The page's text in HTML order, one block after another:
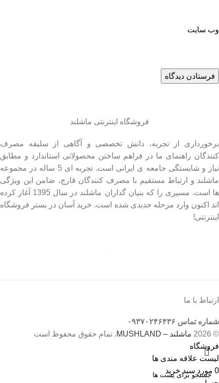
وب‌ سایت
فروشگاه اینترنتی ماشلند
برخورداری از تجربه، دانش تخصصی و آگاهی از سلیقه مصرف
کنندگان راهنمای ما در فراهم ساختن محصولاتی استاندارد و مطابق
نیاز و شایستگی جامعه ی ایرانی است. تجربه ای 5 ساله در مجموعه
ماشلند و ارتباط مستقیم با مصرف کنندگان قارچ، ضامن این ویژگی
ها است. مسیری را که بنیان گذاران ماشلند در سال 1395 آغاز کرده
اند اکنون وارد مرحله جدیدی شده است. خرید آسان در بستر فروشگاه
اینترنتی!
ارتباط با ما
شماره تماس ۰۹۳۷۰۲۴۶۴۳۶
© 2026
ماشلند – MUSHLAND
. تمام حقوق محفوظ است
فروشگاه
لیست علاقه مندی ها
0 مورد سبد خرید